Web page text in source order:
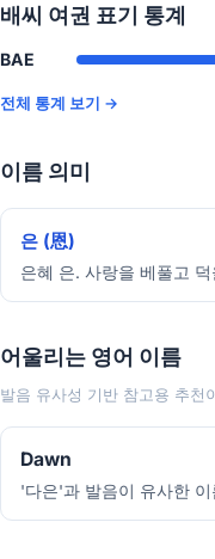
배씨 여권 표기 통계
BAE
전체 통계 보기 →
이름 의미
은 (恩)
은혜 은. 사랑을 베풀고 덕
어울리는 영어 이름
발음 유사성 기반 참고용 추천
Dawn
'다은'과 발음이 유사한 이